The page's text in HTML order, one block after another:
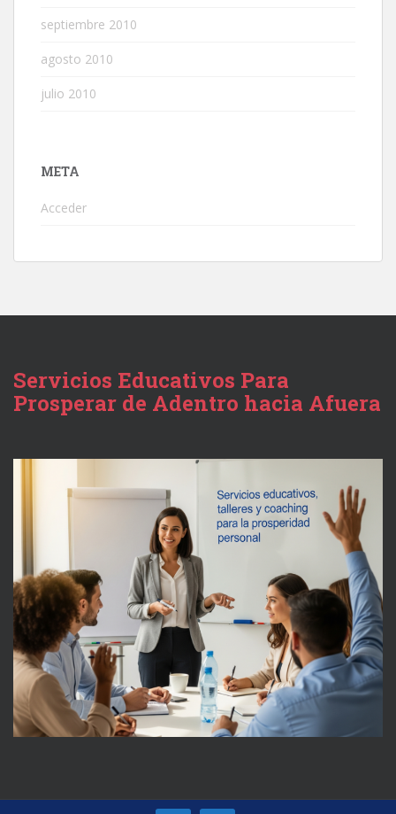
septiembre 2010
agosto 2010
julio 2010
META
Acceder
Servicios Educativos Para
Prosperar de Adentro hacia Afuera